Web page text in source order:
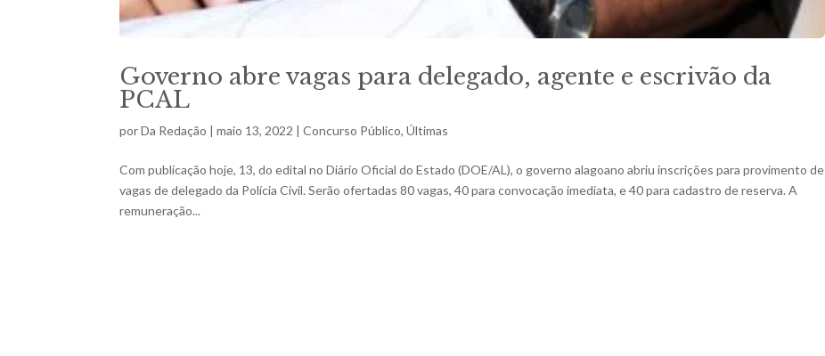
Governo abre vagas para delegado, agente e escrivão da
PCAL
porDa Redação |maio 13, 2022 |Concurso Público,Últimas
Com publicação hoje, 13, do edital no Diário Oficial do Estado (DOE/AL), o governo alagoano abriu inscrições para provimento de
vagas de delegado da Polícia Civil. Serão ofertadas 80 vagas, 40 para convocação imediata, e 40 para cadastro de reserva. A
remuneração...